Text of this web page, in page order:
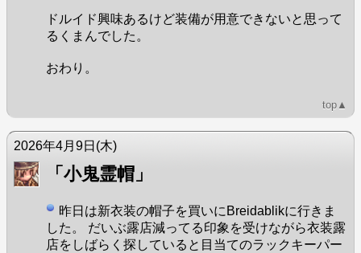
ドルイド興味あるけど装備が用意できないと思って
るくまんでした。
おわり。
top▲
2026年4月9日 (木)
「小鬼霊帽」
昨日は新衣装の帽子を買いにBreidablikに行きま
した。 だいぶ露店減ってる印象を受けながら衣装露
店をしばらく探していると目当てのラックキーパー